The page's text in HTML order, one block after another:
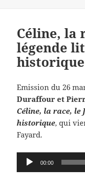
Céline, la
légende
historique
Emission du 26
Duraffour et
Céline, la race,
historique, qui
Fayard.
Lecteur 00:00